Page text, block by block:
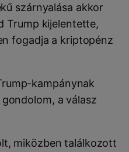
szárnyalása akkor
Trump kijelentette,
fogadja a kriptopénz
kampánynak
a válasz
miközben találkozott